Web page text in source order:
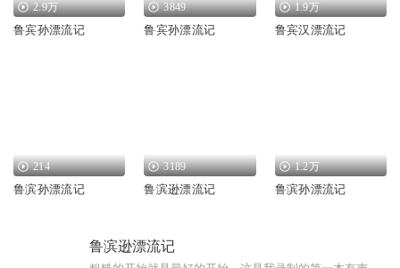
2.9万
鲁宾孙漂流记
3849
鲁宾孙漂流记
1.9万
鲁宾汉漂流记
214
鲁滨孙漂流记
3189
鲁滨逊漂流记
1.2万
鲁滨孙漂流记
鲁滨逊漂流记